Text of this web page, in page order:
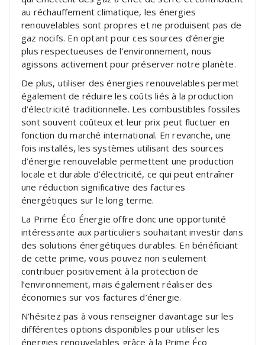
au réchauffement climatique, les énergies
renouvelables sont propres et ne produisent pas de
gaz nocifs. En optant pour ces sources d’énergie
plus respectueuses de l’environnement, nous
agissons activement pour préserver notre planète.
De plus, utiliser des énergies renouvelables permet
également de réduire les coûts liés à la production
d’électricité traditionnelle. Les combustibles fossiles
sont souvent coûteux et leur prix peut fluctuer en
fonction du marché international. En revanche, une
fois installés, les systèmes utilisant des sources
d’énergie renouvelable permettent une production
locale et durable d’électricité, ce qui peut entraîner
une réduction significative des factures
énergétiques sur le long terme.
La Prime Éco Énergie offre donc une opportunité
intéressante aux particuliers souhaitant investir dans
des solutions énergétiques durables. En bénéficiant
de cette prime, vous pouvez non seulement
contribuer positivement à la protection de
l’environnement, mais également réaliser des
économies sur vos factures d’énergie.
N’hésitez pas à vous renseigner davantage sur les
différentes options disponibles pour utiliser les
énergies renouvelables grâce à la Prime Éco